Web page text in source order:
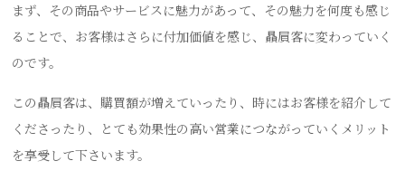
まず、その商品やサービスに魅力があって、その魅力を何度も感じ
ることで、お客様はさらに付加価値を感じ、贔屓客に変わっていく
のです。
この贔屓客は、購買額が増えていったり、時にはお客様を紹介して
くださったり、とても効果性の高い営業につながっていくメリット
を享受して下さいます。